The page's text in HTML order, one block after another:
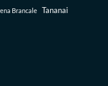
Brancale Tananai